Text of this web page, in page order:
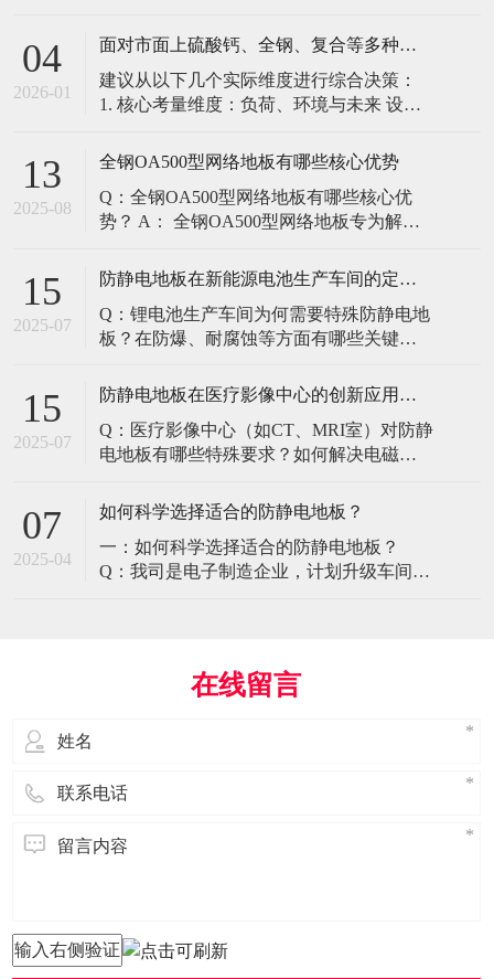
修，是保障其长期可靠的关键。 1. 建立分
由值班工程师执行）： 观： 巡检时观察地
面有无明显的水渍、油污或其它液体泼
04
2026-01
面对市面上硫酸钙、全钢、复合等多种类型的机房防静电地板，我们该如何科学选型？除了预算，更应该从哪些实际维度进行考量，以避免“过度配置”或“配置不足”？
建议从以下几个实际维度进行综合决策：
1. 核心考量维度：负荷、环境与未来 设备
您必须计算机房规划区域内最重设备的单
点载荷（通常指服务器机柜的支脚压
力）。 轻型机房（标准服务器/网络柜）：
单点载荷通常在1960N，主流的优质复合地
13
2025-08
全钢OA500型网络地板有哪些核心优势
Q：全钢OA500型网络地板有哪些核心优
势？ A： 全钢OA500型网络地板专为解决
以下核心优势： 高强度结构：采用优质冷
轧钢板拉伸焊接成型，表面磷化后静电喷
塑，防锈耐磨，承重性能优异。 便捷布
线：配套活动线槽板设计，可轻松掀起盖
15
2025-07
防静电地板在新能源电池生产车间的定制化解决方案
Q：锂电池生产车间为何需要特殊防静电地
板？在防爆、耐腐蚀等方面有哪些关键技
环境并存的特殊场景，需要全方位防护方
境要求 • 防爆等级：Ex IIB T4（ATEX认
证） • 静电泄放速度：<0.
15
2025-07
防静电地板在医疗影像中心的创新应用方案
Q：医疗影像中心（如CT、MRI室）对防静
电地板有哪些特殊要求？如何解决电磁干
环境特殊性对防静电地板提出了前所未有
疗影像环境的特殊需求 电磁兼容性要求 •
MRI室需完全无磁：磁化率<0.001（
07
2025-04
如何科学选择适合的防静电地板？
一：如何科学选择适合的防静电地板？
Q：我司是电子制造企业，计划升级车间地
用场景、技术指标及长期维护成本综合考
量。作为深耕行业多年的广东立品地板科
在线留言